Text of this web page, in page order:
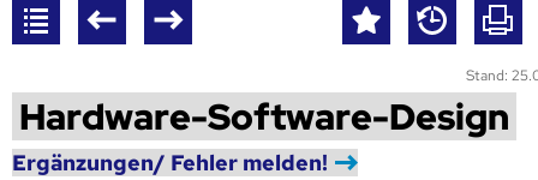
Stand:
Hardware-Software-Design
Ergänzungen/ Fehler melden!